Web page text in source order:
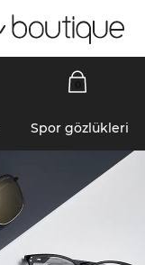
Spor gözlükleri